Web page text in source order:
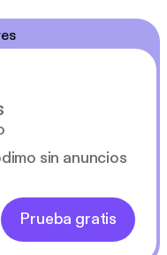
sin anuncios
Prueba gratis